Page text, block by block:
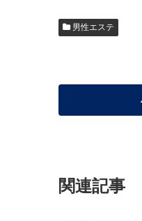
男性エステ
関連記事